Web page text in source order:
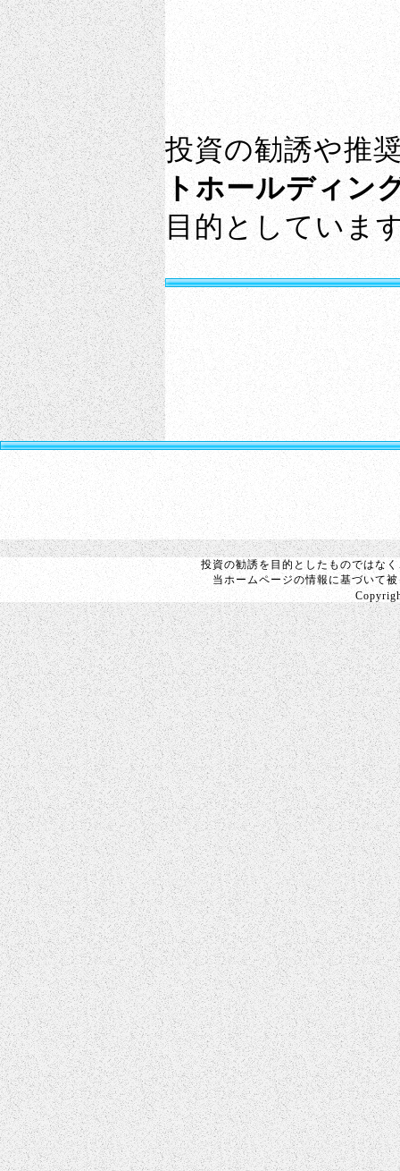
投資の勧誘や推
トホールディン
目的としていま
投資の勧誘を目的としたものではな
当ホームページの情報に基づいて